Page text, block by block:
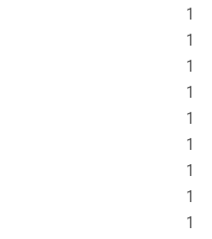
1
1
1
1
1
1
1
1
1